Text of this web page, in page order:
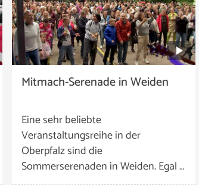
Mitmach-Serenade in Weiden
Eine sehr beliebte
Veranstaltungsreihe in der
Oberpfalz sind die
Sommerserenaden in Weiden. Egal …